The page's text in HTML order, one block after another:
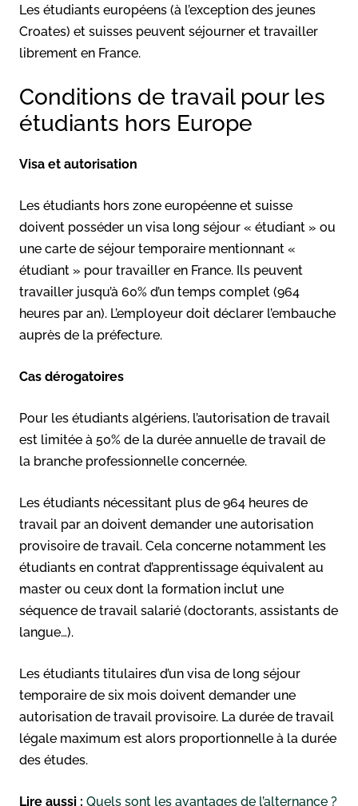
Les étudiants européens (à l’exception des jeunes
Croates) et suisses peuvent séjourner et travailler
librement en France.
Conditions de travail pour les
étudiants hors Europe
Visa et autorisation
Les étudiants hors zone européenne et suisse
doivent posséder un visa long séjour « étudiant » ou
une carte de séjour temporaire mentionnant «
étudiant » pour travailler en France. Ils peuvent
travailler jusqu’à 60% d’un temps complet (964
heures par an). L’employeur doit déclarer l’embauche
auprès de la préfecture.
Cas dérogatoires
Pour les étudiants algériens, l’autorisation de travail
est limitée à 50% de la durée annuelle de travail de
la branche professionnelle concernée.
Les étudiants nécessitant plus de 964 heures de
travail par an doivent demander une autorisation
provisoire de travail. Cela concerne notamment les
étudiants en contrat d’apprentissage équivalent au
master ou ceux dont la formation inclut une
séquence de travail salarié (doctorants, assistants de
langue…).
Les étudiants titulaires d’un visa de long séjour
temporaire de six mois doivent demander une
autorisation de travail provisoire. La durée de travail
légale maximum est alors proportionnelle à la durée
des études.
Lire aussi : Quels sont les avantages de l’alternance ?